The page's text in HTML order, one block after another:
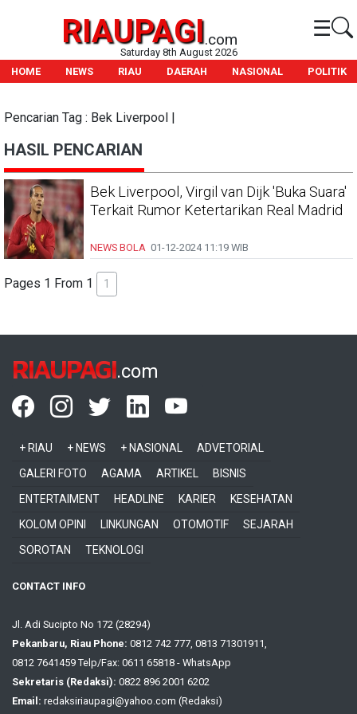
RIAUPAGI.com ☰
Saturday 8th August 2026
HOME
NEWS RIAU DAERAH NASIONAL POLITIK
Pencarian Tag : Bek Liverpool |
HASIL PENCARIAN
Bek Liverpool, Virgil van Dijk 'Buka Suara'
Terkait Rumor Ketertarikan Real Madrid
NEWS BOLA 01-12-202411:19 WIB
Pages 1 From 1 1
RIAUPAGI.com
+ RIAU + NEWS + NASIONAL
ADVETORIAL
GALERI FOTO
AGAMA ARTIKEL
BISNIS
ENTERTAIMENT
HEADLINE KARIER
KESEHATAN
KOLOM OPINI
LINKUNGAN OTOMOTIF
SEJARAH
SOROTAN
TEKNOLOGI
CONTACT INFO
Jl. Adi Sucipto No 172 (28294)
Pekanbaru, Riau Phone: 0812 742 777, 0813 71301911,
0812 7641459 Telp/Fax: 0611 65818 - WhatsApp
Sekretaris (Redaksi): 0822 896 2001 6202
Email: redaksiriaupagi@yahoo.com (Redaksi)